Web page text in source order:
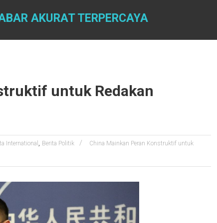
AKURAT TERPERCAYA
untuk Redakan
International , Berita Politik China Mainkan Peran Konstruktif untuk